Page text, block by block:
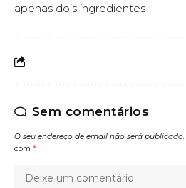
apenas dois ingredientes
Sem comentários
O seu endereço de email não será publicado.
com *